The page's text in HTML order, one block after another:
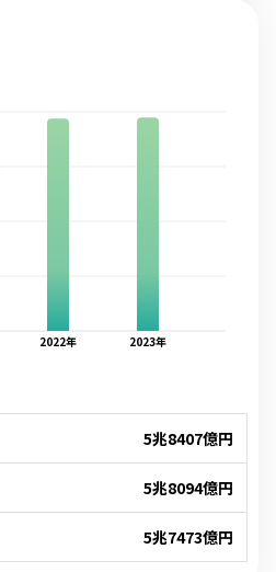
2022年 2023年
5兆8407億円
5兆8094億円
5兆7473億円